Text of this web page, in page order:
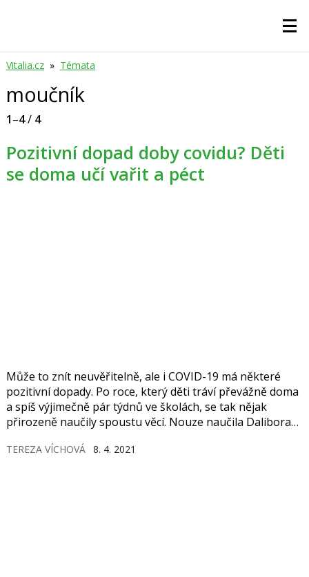
Vitalia.cz » Témata
moučník
1–4/ 4
Pozitivní dopad doby covidu? Děti
se doma učí vařit a péct
Může to znít neuvěřitelně, ale i COVID-19 má některé
pozitivní dopady. Po roce, který děti tráví převážně doma
a spíš výjimečně pár týdnů ve školách, se tak nějak
přirozeně naučily spoustu věcí. Nouze naučila Dalibora
jednoduše, radí Alena Paldusová, manažerka programu
TEREZA VÍCHOVÁ 8. 4. 2021